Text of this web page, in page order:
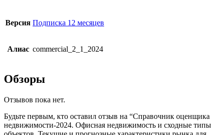
Версия Подписка 12 месяцев
Алиас commercial_2_1_2024
Обзоры
Отзывов пока нет.
Будьте первым, кто оставил отзыв на “Справочник оценщика
недвижимости-2024. Офисная недвижимость и сходные типы